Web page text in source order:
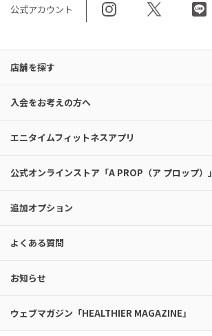
公式アカウント
店舗を探す
入会をお考えの方へ
エニタイムフィットネスアプリ
公式オンラインストア「A PROP（ア プロップ）」
追加オプション
よくある質問
お知らせ
ウェブマガジン「HEALTHIER MAGAZINE」